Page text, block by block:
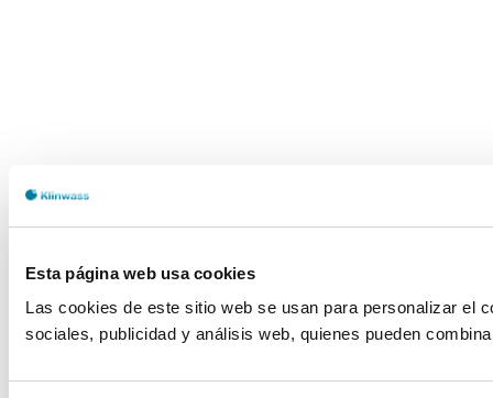
Esta página web usa cookies
Las cookies de este sitio web se usan para personalizar el
sociales, publicidad y análisis web, quienes pueden